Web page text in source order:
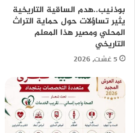
بوذنيب..هدم الساقية التاريخية
يثير تساؤلات حول حماية التراث
المحلي ومصير هذا المعلم
التاريخي
5 غشت، 2026